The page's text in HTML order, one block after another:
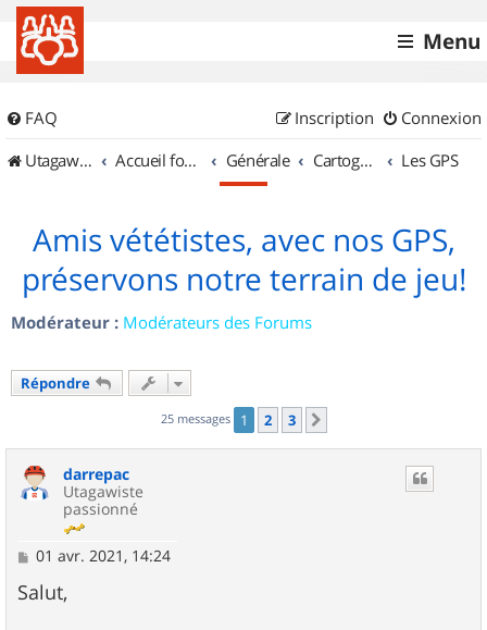
Menu
FAQ Connexion
Inscription
UtagawaVTT (Randos VTT et VTTAE avec traces GPS)
Accueil forum Générale Cartographie et GPS Les GPS
Amis vététistes, avec nos GPS,
préservons notre terrain de jeu!
Modérateur : Modérateurs des Forums
Répondre
25 messages 1 2 3
darrepac
Utagawiste
passionné
M
s
s
01 avr. 2021, 14:24
Salut,